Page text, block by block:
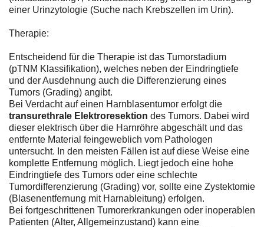
einer Urinzytologie (Suche nach Krebszellen im Urin).
Therapie:
Entscheidend für die Therapie ist das Tumorstadium
(pTNM Klassifikation), welches neben der Eindringtiefe
und der Ausdehnung auch die Differenzierung eines
Tumors (Grading) angibt.
Bei Verdacht auf einen Harnblasentumor erfolgt die
transurethrale Elektroresektion des Tumors. Dabei wird
dieser elektrisch über die Harnröhre abgeschält und das
entfernte Material feingeweblich vom Pathologen
untersucht. In den meisten Fällen ist auf diese Weise eine
komplette Entfernung möglich. Liegt jedoch eine hohe
Eindringtiefe des Tumors oder eine schlechte
Tumordifferenzierung (Grading) vor, sollte eine Zystektomie
(Blasenentfernung mit Harnableitung) erfolgen.
Bei fortgeschrittenen Tumorerkrankungen oder inoperablen
Patienten (Alter, Allgemeinzustand) kann eine